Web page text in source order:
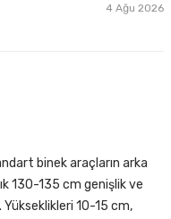
4 Ağu 2026
binek araçların arka
130-135 cm genişlik ve
10-15 cm,